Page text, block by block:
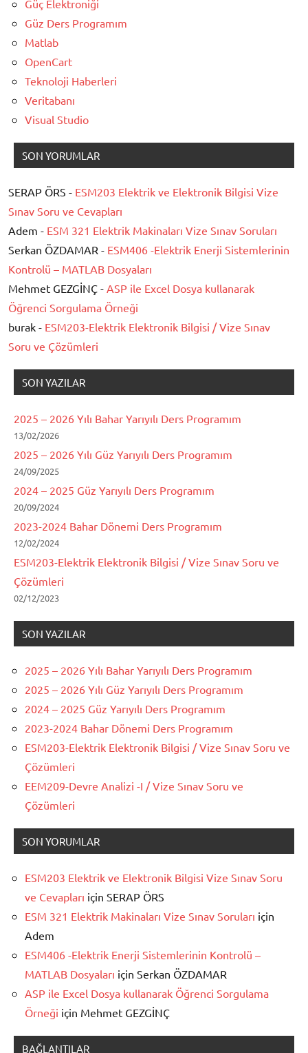
Güç Elektroniği
Güz Ders Programım
Matlab
OpenCart
Teknoloji Haberleri
Veritabanı
Visual Studio
SON YORUMLAR
SERAP ÖRS - ESM203 Elektrik ve Elektronik Bilgisi Vize
Sınav Soru ve Cevapları
Adem - ESM 321 Elektrik Makinaları Vize Sınav Soruları
Serkan ÖZDAMAR - ESM406 -Elektrik Enerji Sistemlerinin
Kontrolü – MATLAB Dosyaları
Mehmet GEZGİNÇ - ASP ile Excel Dosya kullanarak
Öğrenci Sorgulama Örneği
burak - ESM203-Elektrik Elektronik Bilgisi / Vize Sınav
Soru ve Çözümleri
SON YAZILAR
2025 – 2026 Yılı Bahar Yarıyılı Ders Programım
13/02/2026
2025 – 2026 Yılı Güz Yarıyılı Ders Programım
24/09/2025
2024 – 2025 Güz Yarıyılı Ders Programım
20/09/2024
2023-2024 Bahar Dönemi Ders Programım
12/02/2024
ESM203-Elektrik Elektronik Bilgisi / Vize Sınav Soru ve
Çözümleri
02/12/2023
SON YAZILAR
2025 – 2026 Yılı Bahar Yarıyılı Ders Programım
2025 – 2026 Yılı Güz Yarıyılı Ders Programım
2024 – 2025 Güz Yarıyılı Ders Programım
2023-2024 Bahar Dönemi Ders Programım
ESM203-Elektrik Elektronik Bilgisi / Vize Sınav Soru ve
Çözümleri
EEM209-Devre Analizi -I / Vize Sınav Soru ve
Çözümleri
SON YORUMLAR
ESM203 Elektrik ve Elektronik Bilgisi Vize Sınav Soru
ve Cevapları için SERAP ÖRS
ESM 321 Elektrik Makinaları Vize Sınav Soruları için
Adem
ESM406 -Elektrik Enerji Sistemlerinin Kontrolü –
MATLAB Dosyaları için Serkan ÖZDAMAR
ASP ile Excel Dosya kullanarak Öğrenci Sorgulama
Örneği için Mehmet GEZGİNÇ
BAĞLANTILAR